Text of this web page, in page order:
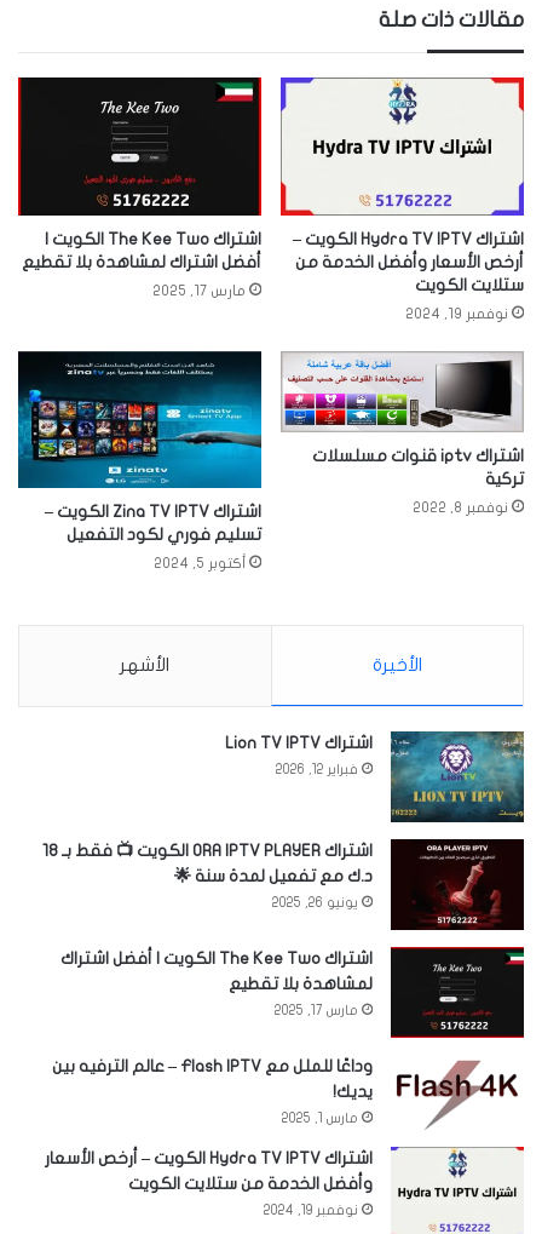
مقالات ذات صلة
اشتراك Hydra TV IPTV الكويت –
أرخص الأسعار وأفضل الخدمة من
ستلايت الكويت
نوفمبر 19, 2024
اشتراك The Kee Two الكويت |
أفضل اشتراك لمشاهدة بلا تقطيع
مارس 17, 2025
اشتراك iptv قنوات مسلسلات
تركية
نوفمبر 8, 2022
اشتراك Zina TV IPTV الكويت –
تسليم فوري لكود التفعيل
أكتوبر 5, 2024
الأخيرة الأشهر
اشتراك Lion TV IPTV
فبراير 12, 2026
اشتراك ORA IPTV PLAYER الكويت 📺 فقط بـ 18
د.ك مع تفعيل لمدة سنة 🌟
يونيو 26, 2025
اشتراك The Kee Two الكويت | أفضل اشتراك
لمشاهدة بلا تقطيع
مارس 17, 2025
وداعًا للملل مع Flash IPTV – عالم الترفيه بين
يديك!
مارس 1, 2025
اشتراك Hydra TV IPTV الكويت – أرخص الأسعار
وأفضل الخدمة من ستلايت الكويت
نوفمبر 19, 2024